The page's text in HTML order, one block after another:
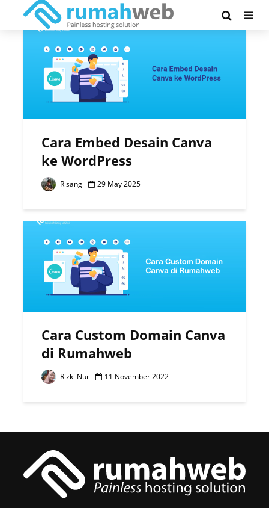
Tag - canva
Cara Embed Desain Canva
ke WordPress
Risang 29 May 2025
Cara Custom Domain Canva
di Rumahweb
Rizki Nur 11 November 2022